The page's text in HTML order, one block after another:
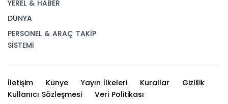
YEREL & HABER
DÜNYA
PERSONEL & ARAÇ TAKİP
SİSTEMİ
İletişim Künye Yayın İlkeleri Kurallar
Gizlilik
Kullanıcı Sözleşmesi
Veri Politikası